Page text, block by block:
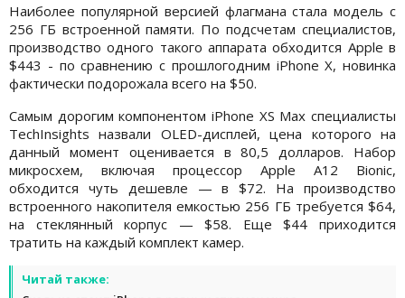
Наиболее популярной версией флагмана стала модель с
256 ГБ встроенной памяти. По подсчетам специалистов,
производство одного такого аппарата обходится Apple в
$443 - по сравнению с прошлогодним iPhone X, новинка
фактически подорожала всего на $50.
Самым дорогим компонентом iPhone XS Max специалисты
TechInsights назвали OLED-дисплей, цена которого на
данный момент оценивается в 80,5 долларов. Набор
микросхем, включая процессор Apple A12 Bionic,
обходится чуть дешевле — в $72. На производство
встроенного накопителя емкостью 256 ГБ требуется $64,
на стеклянный корпус — $58. Еще $44 приходится
тратить на каждый комплект камер.
Читай также: